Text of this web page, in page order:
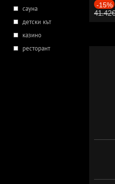
сауна
детски кът
казино
ресторант
-15%
41.42€